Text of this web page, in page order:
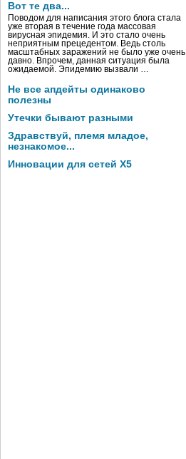
Вот те два...
Поводом для написания этого блога стала
уже вторая в течение года массовая
вирусная эпидемия. И это стало очень
неприятным прецедентом. Ведь столь
масштабных заражений не было уже очень
давно. Впрочем, данная ситуация была
ожидаемой. Эпидемию вызвали …
Не все апдейты одинаково
полезны
Утечки бывают разными
Здравствуй, племя младое,
незнакомое...
Инновации для сетей X5